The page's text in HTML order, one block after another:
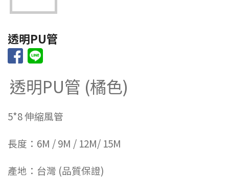
透明PU管
透明PU管 (橘色)
5*8 伸縮風管
長度：6M / 9M / 12M/ 15M
產地：台灣 (品質保證)